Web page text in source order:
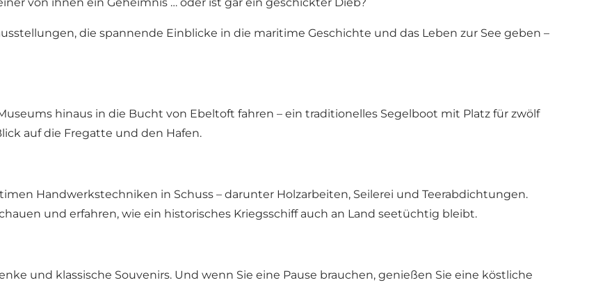
von ihnen ein Geheimnis … oder ist gar ein geschickter Dieb?
die spannende Einblicke in die maritime Geschichte und das Leben zur See geben –
hinaus in die Bucht von Ebeltoft fahren – ein traditionelles Segelboot mit Platz für zwölf
auf die Fregatte und den Hafen.
Handwerkstechniken in Schuss – darunter Holzarbeiten, Seilerei und Teerabdichtungen.
und erfahren, wie ein historisches Kriegsschiff auch an Land seetüchtig bleibt.
und klassische Souvenirs. Und wenn Sie eine Pause brauchen, genießen Sie eine köstliche